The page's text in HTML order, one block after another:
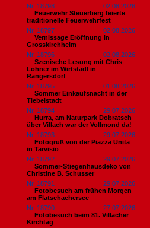
Nr. 18798
02.08.2026
Feuerwehr Steuerberg feierte
traditionelle Feuerwehrfest
Nr. 18797
02.08.2026
Vernissage Eröffnung in
Grosskirchheim
Nr. 18796
02.08.2026
Szenische Lesung mit Chris
Lohner im Wirtstadl in
Rangersdorf
Nr. 18795
01.08.2026
Sommer Einkaufsnacht in der
Tiebelstadt
Nr. 18794
29.07.2026
Hurra, am Naturpark Dobratsch
über Villach war der Vollmond da!
Nr. 18793
29.07.2026
Fotogruß von der Piazza Unita
in Tarvisio
Nr. 18792
29.07.2026
Sommer-Stiegenhausdeko von
Christine B. Schusser
Nr. 18791
29.07.2026
Fotobesuch am frühen Morgen
am Flatschachersee
Nr. 18790
27.07.2026
Fotobesuch beim 81. Villacher
Kirchtag